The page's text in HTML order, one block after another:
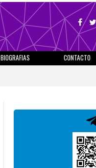
BIOGRAFIAS CONTACTO